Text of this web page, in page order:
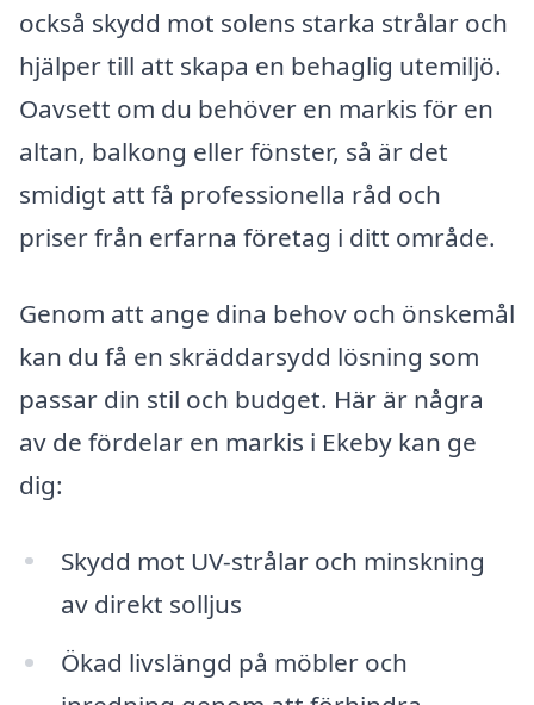
också skydd mot solens starka strålar och
hjälper till att skapa en behaglig utemiljö.
Oavsett om du behöver en markis för en
altan, balkong eller fönster, så är det
smidigt att få professionella råd och
priser från erfarna företag i ditt område.
Genom att ange dina behov och önskemål
kan du få en skräddarsydd lösning som
passar din stil och budget. Här är några
av de fördelar en markis i Ekeby kan ge
dig:
Skydd mot UV-strålar och minskning
av direkt solljus
Ökad livslängd på möbler och